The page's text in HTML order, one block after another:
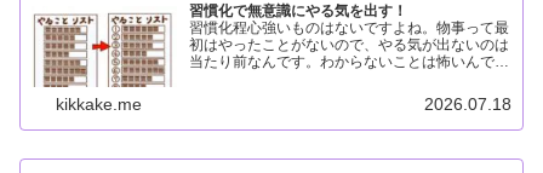
習慣化で無意識にやる気を出す！
習慣化程心強いものはないですよね。物事って最
初はやったことがないので、やる気が出ないのは
当たり前なんです。わからないことは怖いんです
が、大事なことなんですよ！習慣化で無意識にや
kikkake.me 2026.07.18